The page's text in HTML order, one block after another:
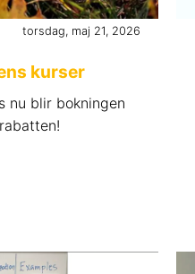
torsdag, maj 21, 2026
kurser
nu blir bokningen